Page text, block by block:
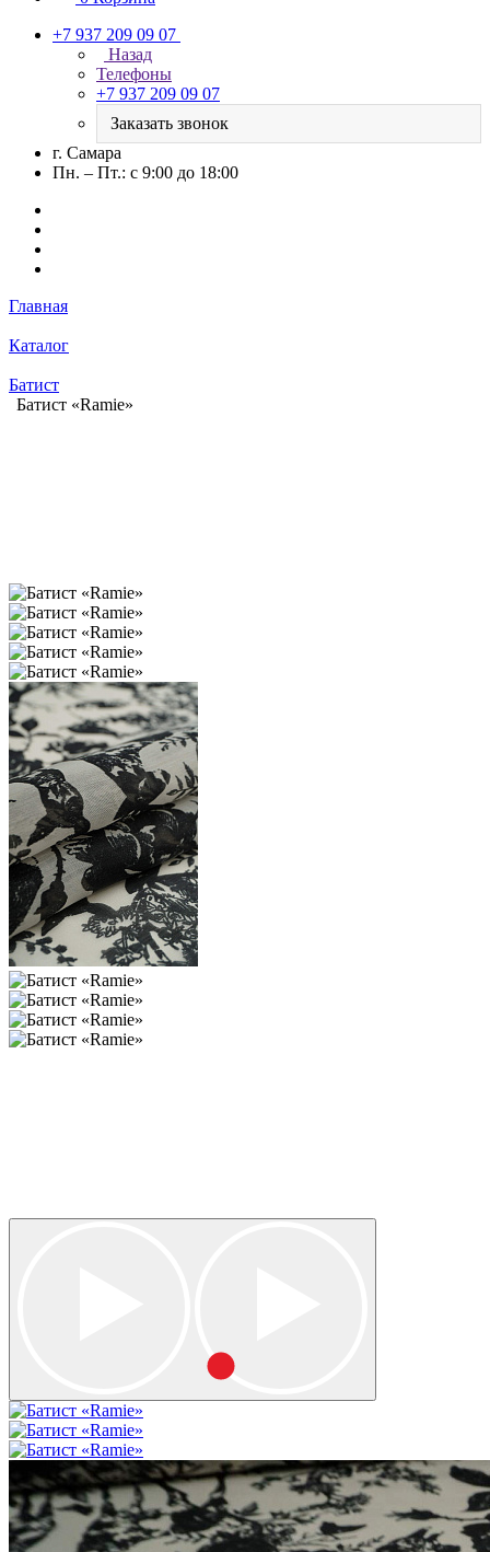
+7 937 209 09 07
Назад
Телефоны
+7 937 209 09 07
Заказать звонок
г. Самара
Пн. – Пт.: с 9:00 до 18:00
Главная
Каталог
Батист
Батист «Ramie»